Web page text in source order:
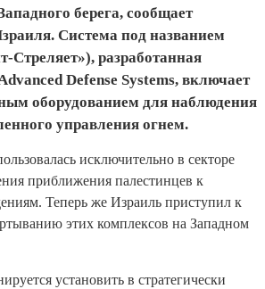
берега, сообщает
Система под названием
Стреляет»), разработанная
Defense Systems, включает
оборудованием для наблюдения
управления огнем.
исключительно в секторе
приближения палестинцев к
Теперь же Израиль приступил к
этих комплексов на Западном
установить в стратегически